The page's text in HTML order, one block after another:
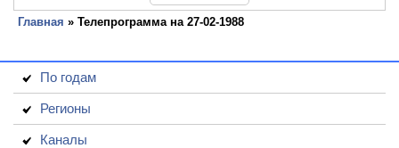
Главная » Телепрограмма на 27-02-1988
По годам
Регионы
Каналы